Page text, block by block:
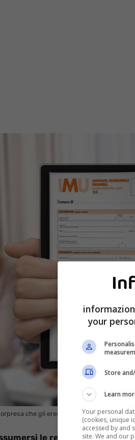
che gli eredi (quasi) sempre
le responsabilità
your
Store
Learn
Your personal
(cookies, unique
accessed by and
site. We and our